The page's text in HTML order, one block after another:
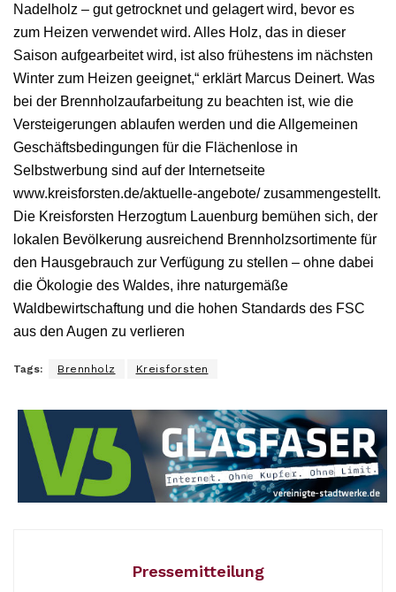
Nadelholz – gut getrocknet und gelagert wird, bevor es
zum Heizen verwendet wird. Alles Holz, das in dieser
Saison aufgearbeitet wird, ist also frühestens im nächsten
Winter zum Heizen geeignet,“ erklärt Marcus Deinert. Was
bei der Brennholzaufarbeitung zu beachten ist, wie die
Versteigerungen ablaufen werden und die Allgemeinen
Geschäftsbedingungen für die Flächenlose in
Selbstwerbung sind auf der Internetseite
www.kreisforsten.de/aktuelle-angebote/ zusammengestellt.
Die Kreisforsten Herzogtum Lauenburg bemühen sich, der
lokalen Bevölkerung ausreichend Brennholzsortimente für
den Hausgebrauch zur Verfügung zu stellen – ohne dabei
die Ökologie des Waldes, ihre naturgemäße
Waldbewirtschaftung und die hohen Standards des FSC
aus den Augen zu verlieren
Tags: Brennholz Kreisforsten
Pressemitteilung